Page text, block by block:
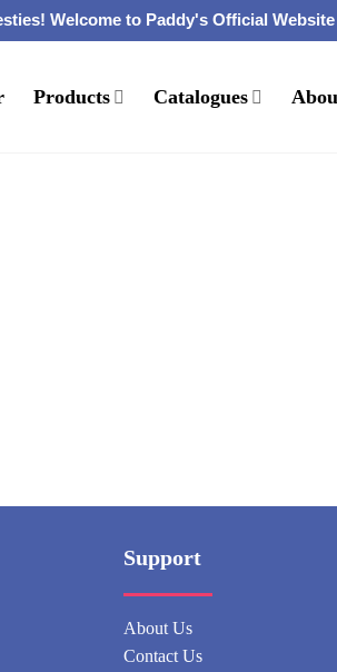
Welcome to Paddy's Official Website
Products Catalogues
Support
About Us
Contact Us